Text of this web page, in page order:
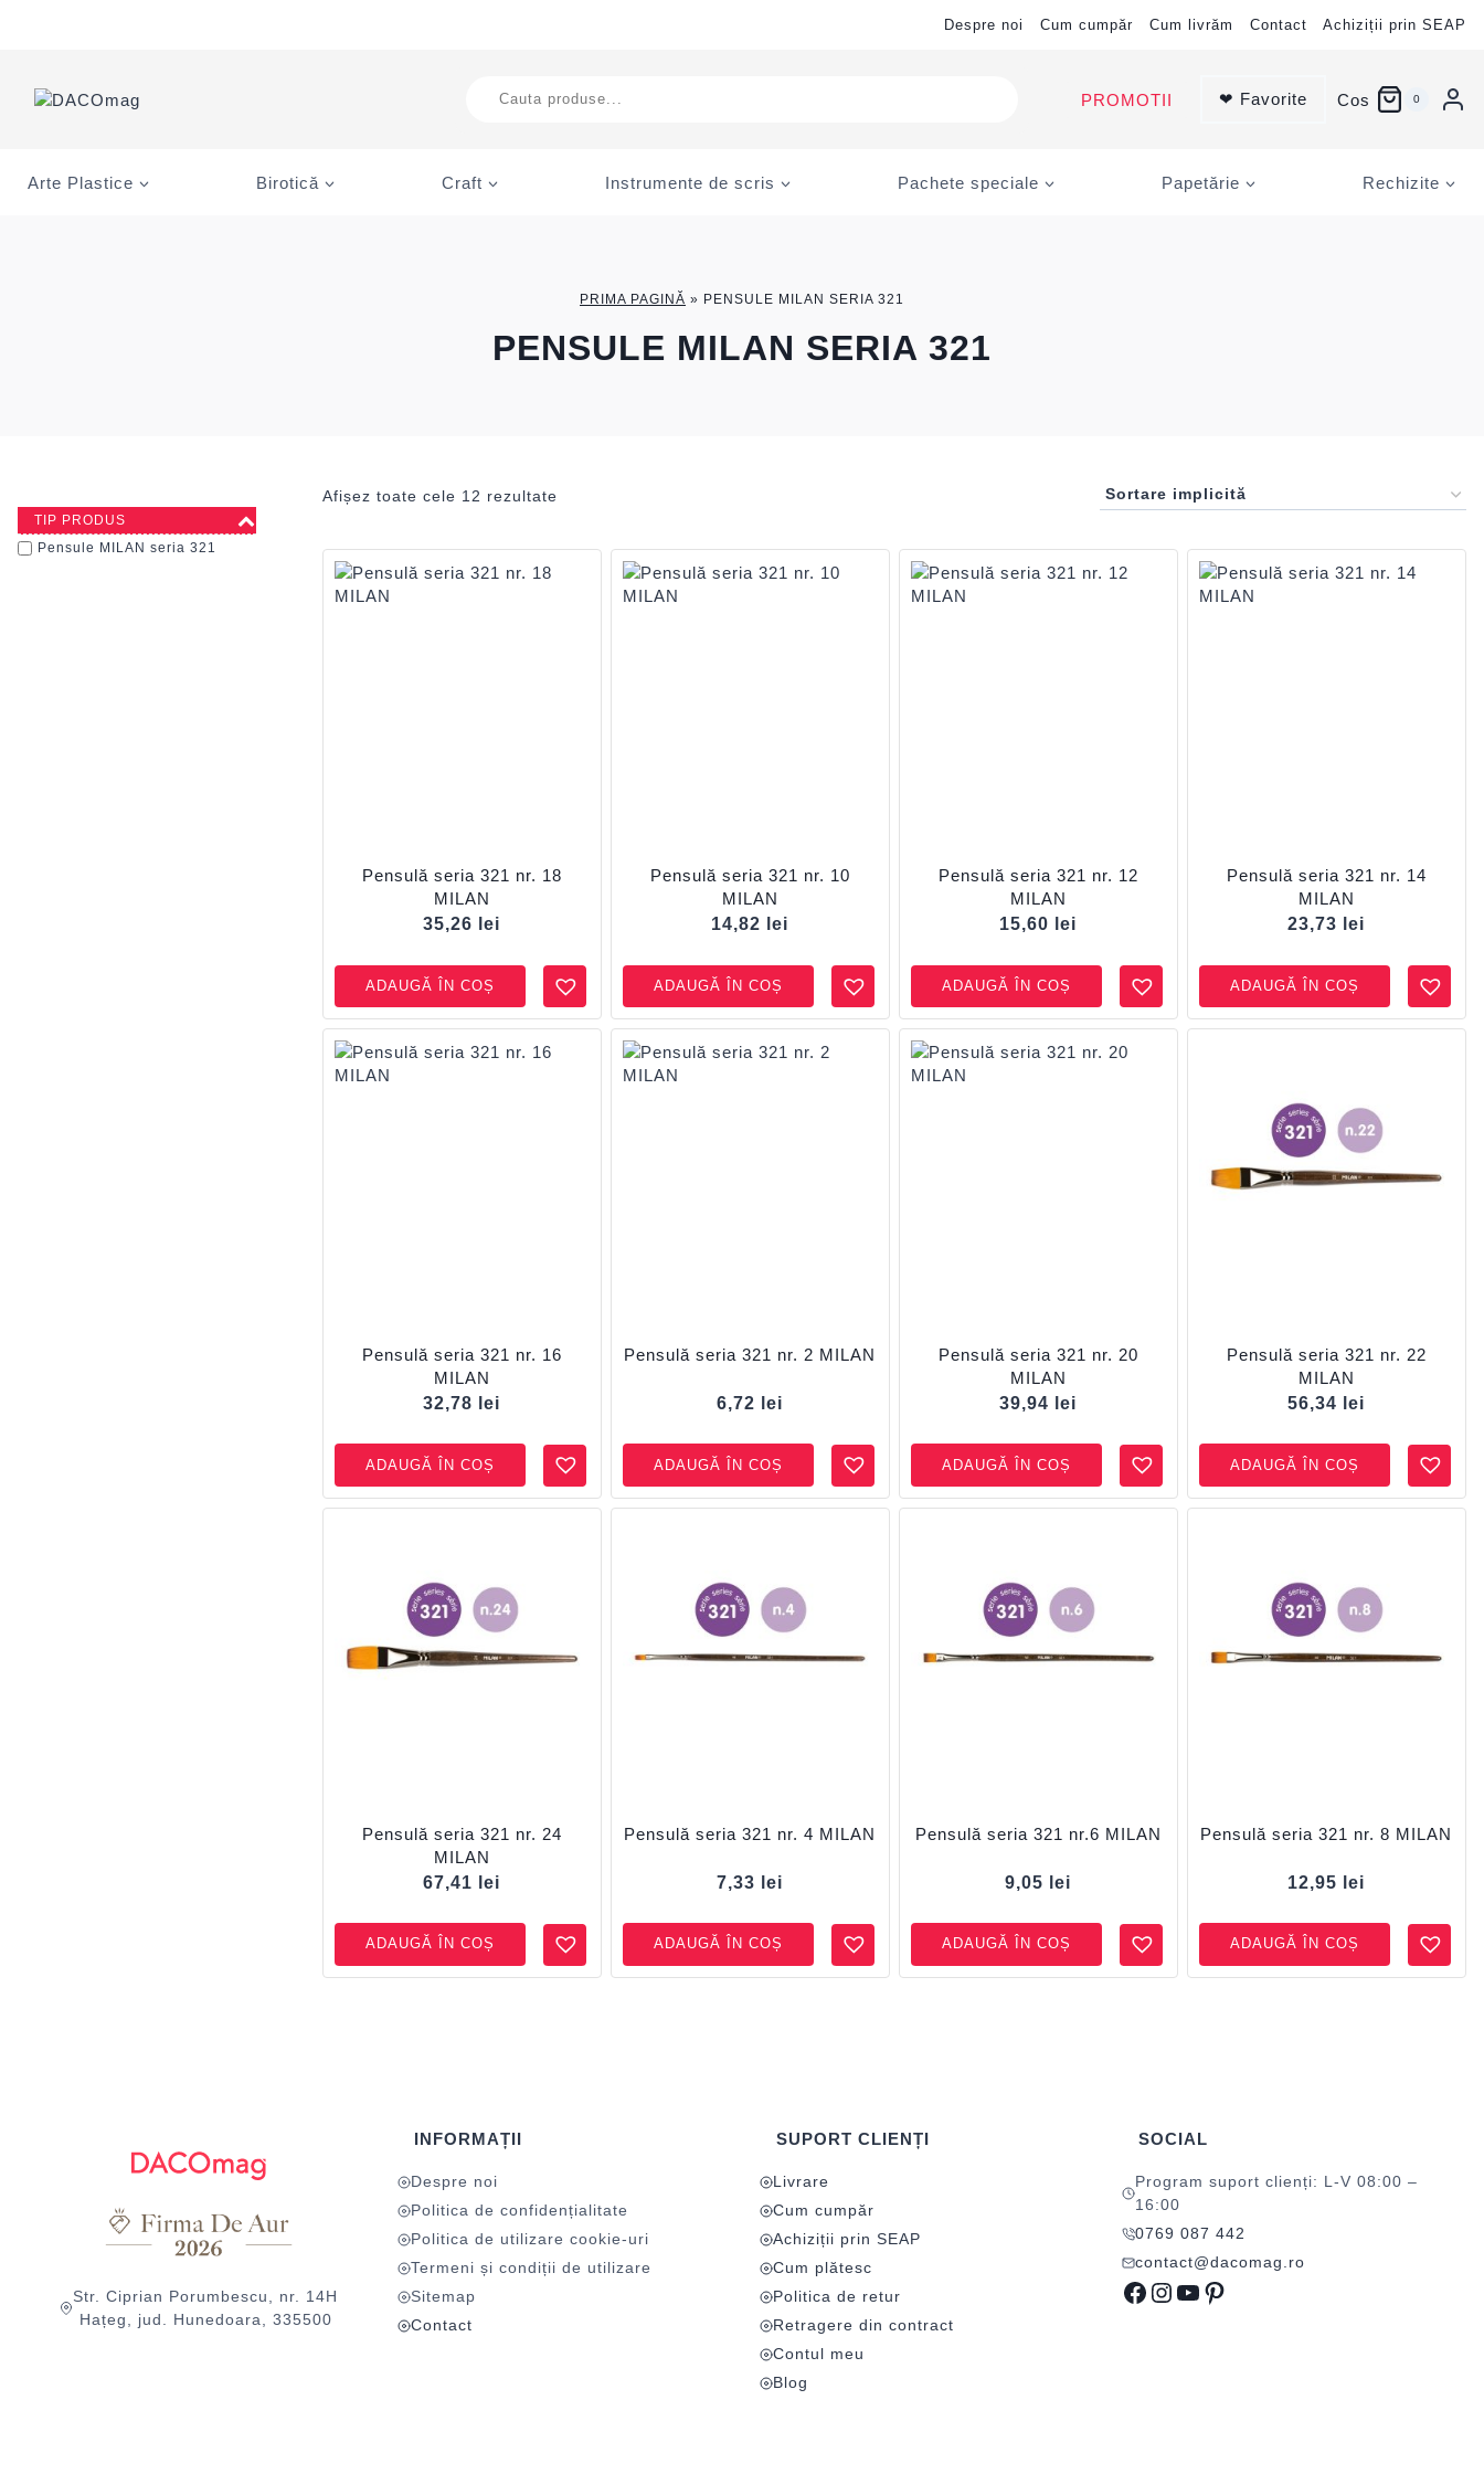
Despre noi Cum cumpăr Cum livrăm Contact Achiziții prin SEAP
search
PROMOTII ❤ Favorite Cos 0
Arte Plastice Birotică Craft Instrumente de scris Pachete speciale Papetărie Rechizite
PRIMA PAGINĂ » PENSULE MILAN SERIA 321
PENSULE MILAN SERIA 321
Afișez toate cele 12 rezultate
Pensulă seria 321 nr. 18
MILAN
35,26
lei
ADAUGĂ ÎN COȘ
Pensulă seria 321 nr. 10
MILAN
14,82
lei
ADAUGĂ ÎN COȘ
Pensulă seria 321 nr. 12
MILAN
15,60
lei
ADAUGĂ ÎN COȘ
Pensulă seria 321 nr. 14
MILAN
23,73
lei
ADAUGĂ ÎN COȘ
Pensulă seria 321 nr. 16
MILAN
32,78
lei
ADAUGĂ ÎN COȘ
Pensulă seria 321 nr. 2 MILAN
6,72 lei
ADAUGĂ ÎN COȘ
Pensulă seria 321 nr. 20
MILAN
39,94
lei
ADAUGĂ ÎN COȘ
Pensulă seria 321 nr. 22
MILAN
56,34
lei
ADAUGĂ ÎN COȘ
Pensulă seria 321 nr. 24
MILAN
67,41
lei
ADAUGĂ ÎN COȘ
Pensulă seria 321 nr. 4 MILAN
7,33 lei
ADAUGĂ ÎN COȘ
Pensulă seria 321 nr.6 MILAN
9,05 lei
ADAUGĂ ÎN COȘ
Pensulă seria 321 nr. 8 MILAN
12,95 lei
ADAUGĂ ÎN COȘ
TIP PRODUS
Pensule MILAN seria 321
Str. Ciprian Porumbescu, nr. 14H
Hațeg, jud. Hunedoara, 335500
INFORMAȚII
Despre noi
Politica de confidențialitate
Politica de utilizare cookie-uri
Termeni și condiții de utilizare
Sitemap
Contact
SUPORT CLIENȚI
Livrare
Cum cumpăr
Achiziții prin SEAP
Cum plătesc
Politica de retur
Retragere din contract
Contul meu
Blog
SOCIAL
Program suport clienți: L-V 08:00 –
16:00
0769 087 442
contact@dacomag.ro
Facebook
Instagram
YouTube
Pinterest